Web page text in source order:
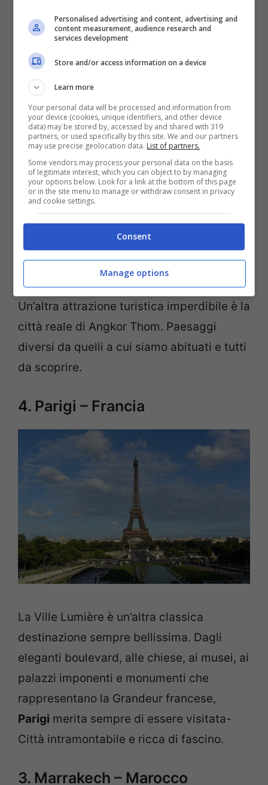
Il tempio di Angkor Wat a Siem Reap, Cambogia
(Thinkstock)
Un’altra meta sempre più frequentata del
Sud-est asiatico è Siem Reap, in
Cambogia. Qui, tra la fitta e rigogliosa
vegetazione, sorge il celebre complesso
monumentale dell’Angkor Wat, uno dei più
grandi complessi religiosi al mondo.
Un’altra attrazione turistica imperdibile è la
città reale di Angkor Thom. Paesaggi
diversi da quelli a cui siamo abituati e tutti
da scoprire.
4. Parigi – Francia
La Ville Lumière è un’altra classica
destinazione sempre bellissima. Dagli
eleganti boulevard, alle chiese, ai musei, ai
palazzi imponenti e monumenti che
rappresentano la Grandeur francese,
Parigi merita sempre di essere visitata-
Città intramontabile e ricca di fascino.
3. Marrakech – Marocco
Personalised advertising and content, advertising and
content measurement, audience research and
services development
Store and/or access information on a device
Learn more
Your personal data will be processed and information from
your device (cookies, unique identifiers, and other device
data) may be stored by, accessed by and shared with 319
partners, or used specifically by this site. We and our partners
may use precise geolocation data. List of partners.
Some vendors may process your personal data on the basis
of legitimate interest, which you can object to by managing
your options below. Look for a link at the bottom of this page
or in the site menu to manage or withdraw consent in privacy
and cookie settings.
Consent
Manage options